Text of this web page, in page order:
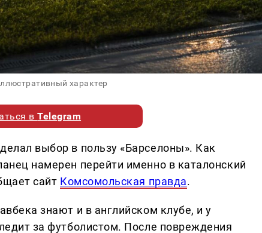
характер
вTelegram
выбор в пользу «Барселоны». Как
намерен перейти именно в каталонский
сайт Комсомольская правда.
знают и в английском клубе, и у
за футболистом. После повреждения